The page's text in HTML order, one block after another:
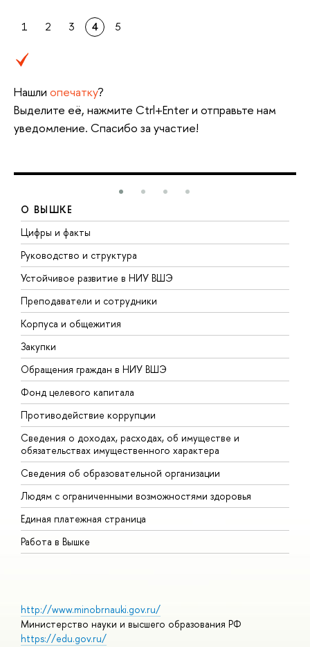
1 2 3 4 5
Нашли опечатку?
Выделите её, нажмите Ctrl+Enter и отправьте нам
уведомление. Спасибо за участие!
О ВЫШКЕ
Цифры и факты
Руководство и структура
Устойчивое развитие в НИУ ВШЭ
Преподаватели и сотрудники
Корпуса и общежития
Закупки
Обращения граждан в НИУ ВШЭ
Фонд целевого капитала
Противодействие коррупции
Сведения о доходах, расходах, об имуществе и
обязательствах имущественного характера
Сведения об образовательной организации
Людям с ограниченными возможностями здоровья
Единая платежная страница
Работа в Вышке
http://www.minobrnauki.gov.ru/
Министерство науки и высшего образования РФ
https://edu.gov.ru/